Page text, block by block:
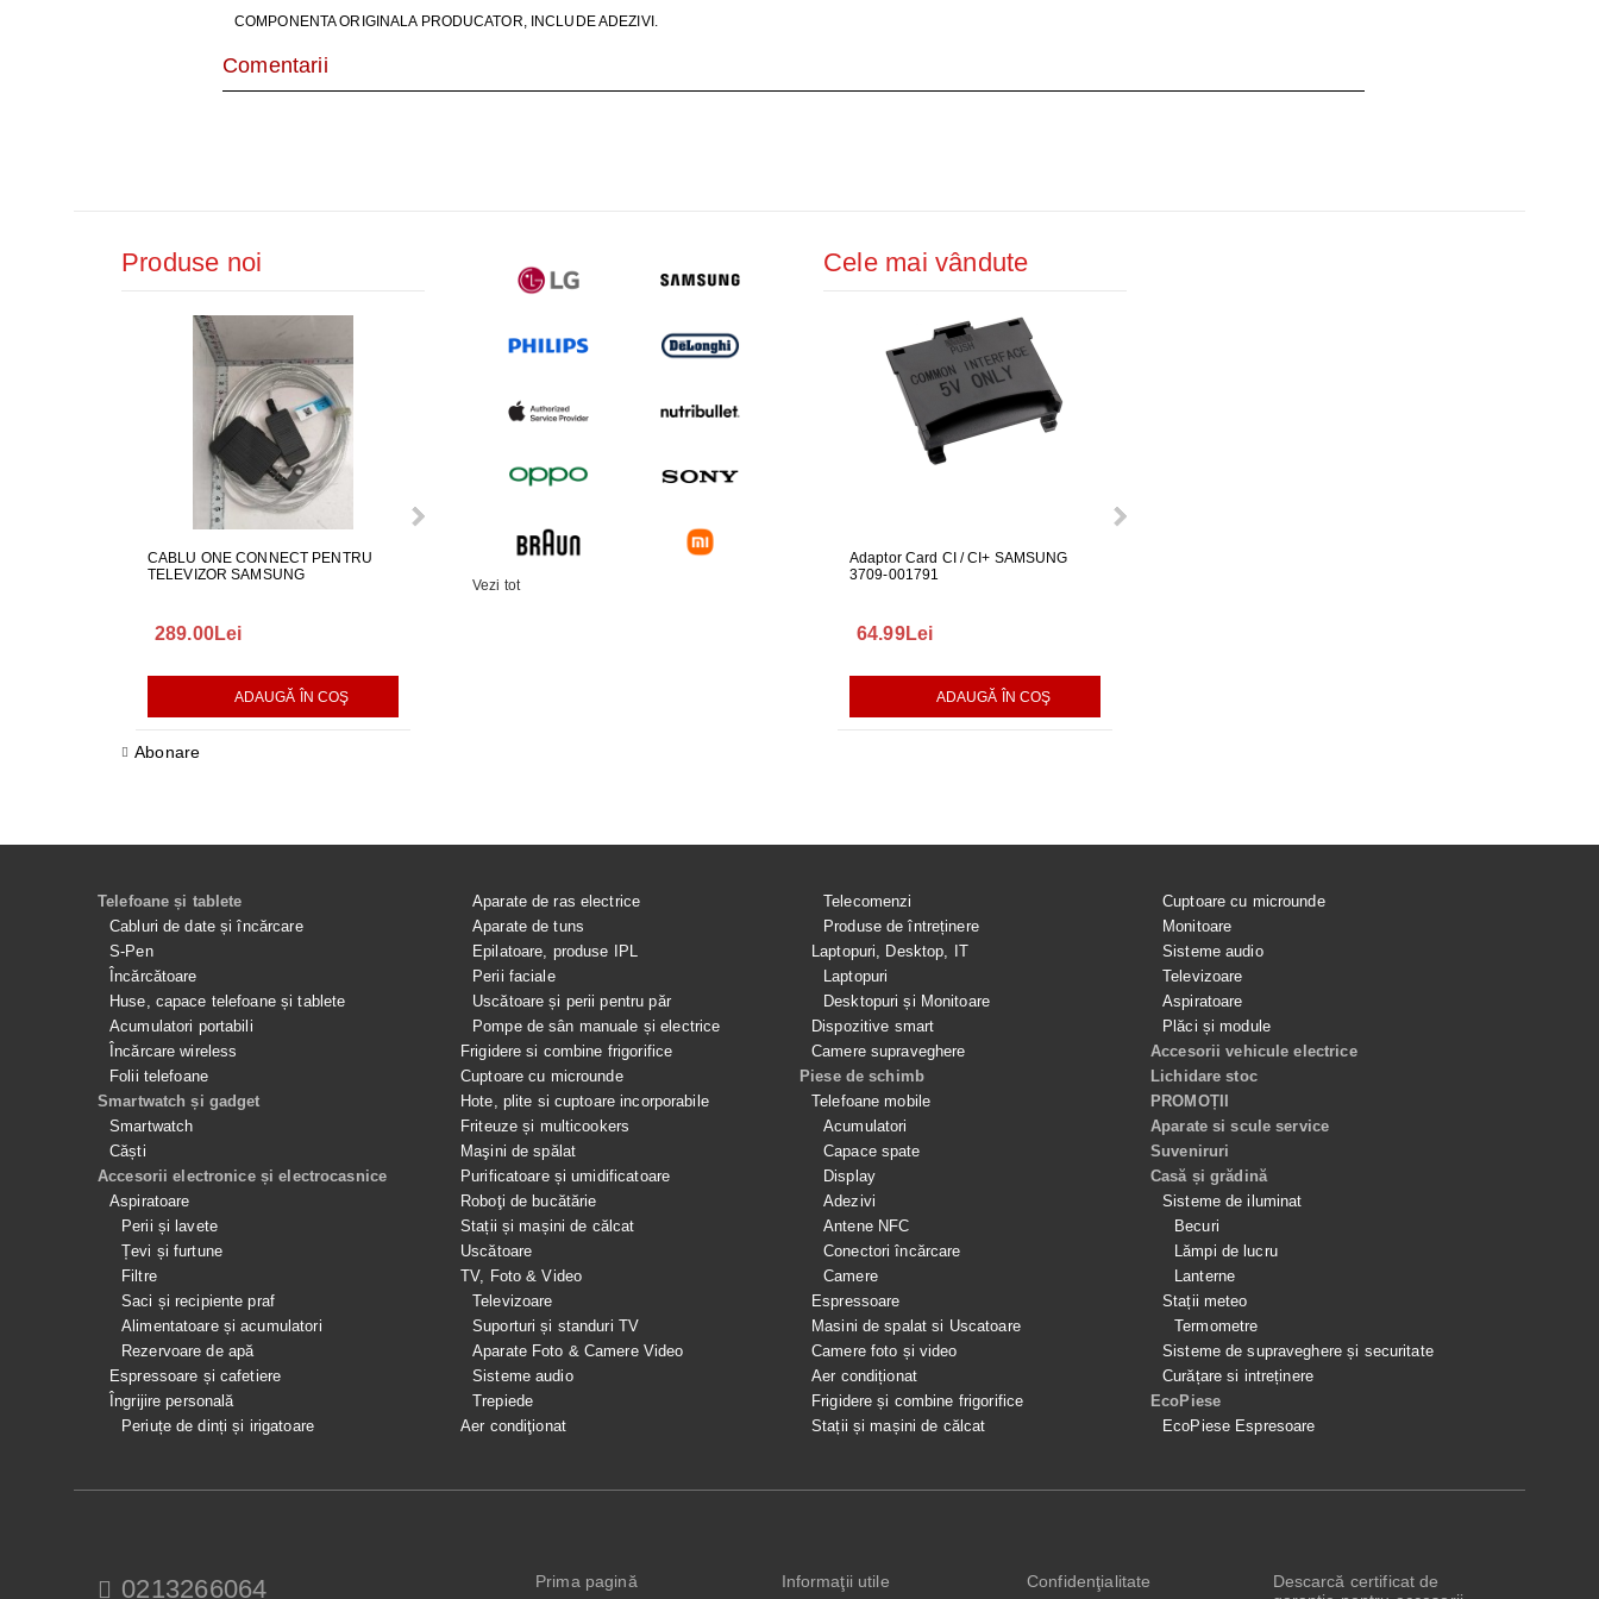
COMPONENTA ORIGINALA PRODUCATOR, INCLUDE ADEZIVI.
Comentarii
Produse noi
CABLU ONE CONNECT PENTRU
TELEVIZOR SAMSUNG
289.00Lei
ADAUGĂ ÎN COŞ
FURTUN EVACUARE PENTRU
GARNITURA HUBLOU MASINA DE
GARNITURA HUBLOU MASINA DE
Abonare
Vezi tot
Cele mai vândute
Adaptor Card CI / CI+ SAMSUNG
3709-001791
64.99Lei
ADAUGĂ ÎN COŞ
Telefoane și tablete
Cabluri de date și încărcare
S-Pen
Încărcătoare
Huse, capace telefoane și tablete
Acumulatori portabili
Încărcare wireless
Folii telefoane
Smartwatch și gadget
Smartwatch
Căști
Accesorii electronice și electrocasnice
Aspiratoare
Perii și lavete
Țevi și furtune
Filtre
Saci și recipiente praf
Alimentatoare și acumulatori
Rezervoare de apă
Espressoare și cafetiere
Îngrijire personală
Periuțe de dinți și irigatoare
Aparate de ras electrice
Aparate de tuns
Epilatoare, produse IPL
Perii faciale
Uscătoare și perii pentru păr
Pompe de sân manuale și electrice
Frigidere si combine frigorifice
Cuptoare cu microunde
Hote, plite si cuptoare incorporabile
Friteuze și multicookers
Maşini de spălat
Purificatoare și umidificatoare
Roboţi de bucătărie
Stații și mașini de călcat
Uscătoare
TV, Foto & Video
Televizoare
Suporturi și standuri TV
Aparate Foto & Camere Video
Sisteme audio
Trepiede
Aer condiţionat
Telecomenzi
Produse de întreținere
Laptopuri, Desktop, IT
Laptopuri
Desktopuri și Monitoare
Dispozitive smart
Camere supraveghere
Piese de schimb
Telefoane mobile
Acumulatori
Capace spate
Display
Adezivi
Antene NFC
Conectori încărcare
Camere
Espressoare
Masini de spalat si Uscatoare
Camere foto și video
Aer condiționat
Frigidere și combine frigorifice
Stații și mașini de călcat
Cuptoare cu microunde
Monitoare
Sisteme audio
Televizoare
Aspiratoare
Plăci și module
Accesorii vehicule electrice
Lichidare stoc
PROMOȚII
Aparate si scule service
Suveniruri
Casă și grădină
Sisteme de iluminat
Becuri
Lămpi de lucru
Lanterne
Stații meteo
Termometre
Sisteme de supraveghere și securitate
Curățare si intreținere
EcoPiese
EcoPiese Espresoare
0213266064 Prima pagină Informaţii utile Confidenţialitate
Descarcă certificat de